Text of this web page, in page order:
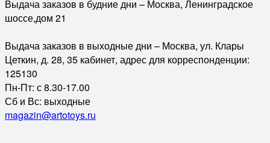
Выдача заказов в будние дни – Москва, Ленинградское
шоссе,дом 21
Выдача заказов в выходные дни – Москва, ул. Клары
Цеткин, д. 28, 35 кабинет, адрес для корреспонденции:
125130
Пн-Пт: с 8.30-17.00
Сб и Вс: выходные
magazin@artotoys.ru